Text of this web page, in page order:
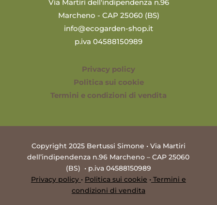
Via Martiri dell'indipendenza n.96
Marcheno - CAP 25060 (BS)
info@ecogarden-shop.it
p.iva 04588150989
Privacy policy
Politica sui cookie
Termini e condizioni di vendita
Copyright 2025 Bertussi Simone • Via Martiri
dell’indipendenza n.96 Marcheno – CAP 25060
(BS) • p.iva 04588150989
Privacy policy • Politica sui cookie •Termini e
condizioni di vendita